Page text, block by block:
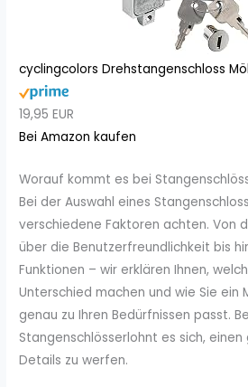
cyclingcolors Drehstangenschloss
19,95 EUR
Bei Amazon kaufen
Worauf kommt es bei
Bei der Auswahl eines
verschiedene Faktoren achten. Von
über die Benutzerfreundlichkeit bis
Funktionen – wir erklären Ihnen,
Unterschied machen und wie Sie ein
genau zu Ihren Bedürfnissen passt.
Stangenschlösserlohnt es sich,
Details zu werfen.